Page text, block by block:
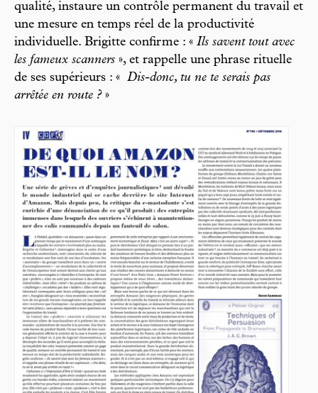
qualité, instaure un contrôle permanent du travail et
une mesure en temps réel de la productivité
individuelle. Brigitte confirme : « Ils savent tout avec
les fameux scanners », et rappelle une phrase rituelle
de ses supérieurs : « Dis-donc, tu ne te serais pas
arrêtée en route ?»